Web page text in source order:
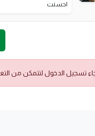
احسنت
تسجيل الدخول لتتمكن من